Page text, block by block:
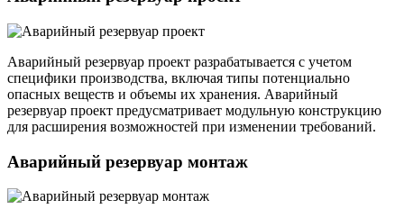
Аварийный резервуар проект разрабатывается с учетом
специфики производства, включая типы потенциально
опасных веществ и объемы их хранения. Аварийный
резервуар проект предусматривает модульную конструкцию
для расширения возможностей при изменении требований.
Аварийный резервуар монтаж